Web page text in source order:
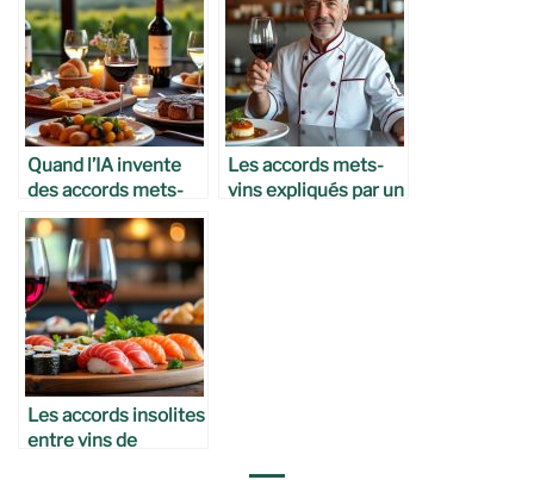
Quand l’IA invente
des accords mets-
vins bordelais
Les accords mets-
vins expliqués par un
Les accords insolites
entre vins de